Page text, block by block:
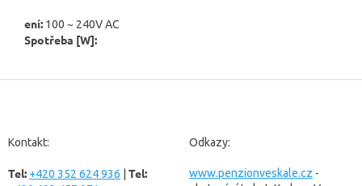
ení: 100 ~ 240V AC
Spotřeba [W]:
Kontakt:
Tel: +420 352 624 936 Tel:
Odkazy:
www.penzionveskale.cz -